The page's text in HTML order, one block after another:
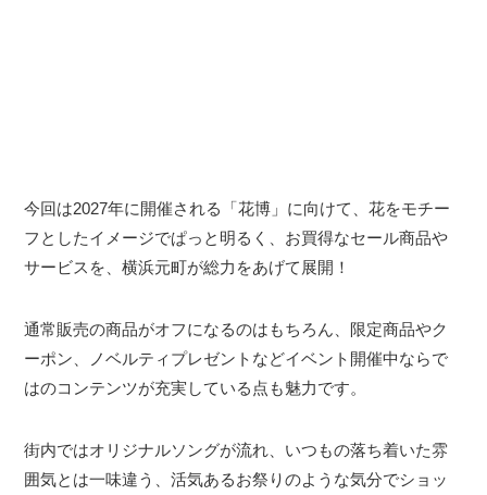
今回は2027年に開催される「花博」に向けて、花をモチー
フとしたイメージでぱっと明るく、お買得なセール商品や
サービスを、横浜元町が総力をあげて展開！
通常販売の商品がオフになるのはもちろん、限定商品やク
ーポン、ノベルティプレゼントなどイベント開催中ならで
はのコンテンツが充実している点も魅力です。
街内ではオリジナルソングが流れ、いつもの落ち着いた雰
囲気とは一味違う、活気あるお祭りのような気分でショッ